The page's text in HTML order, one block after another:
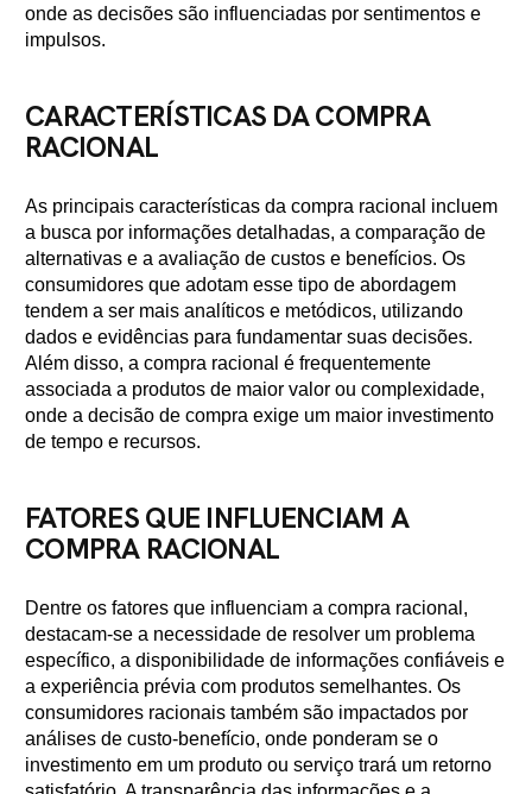
onde as decisões são influenciadas por sentimentos e
impulsos.
CARACTERÍSTICAS DA COMPRA
RACIONAL
As principais características da compra racional incluem
a busca por informações detalhadas, a comparação de
alternativas e a avaliação de custos e benefícios. Os
consumidores que adotam esse tipo de abordagem
tendem a ser mais analíticos e metódicos, utilizando
dados e evidências para fundamentar suas decisões.
Além disso, a compra racional é frequentemente
associada a produtos de maior valor ou complexidade,
onde a decisão de compra exige um maior investimento
de tempo e recursos.
FATORES QUE INFLUENCIAM A
COMPRA RACIONAL
Dentre os fatores que influenciam a compra racional,
destacam-se a necessidade de resolver um problema
específico, a disponibilidade de informações confiáveis e
a experiência prévia com produtos semelhantes. Os
consumidores racionais também são impactados por
análises de custo-benefício, onde ponderam se o
investimento em um produto ou serviço trará um retorno